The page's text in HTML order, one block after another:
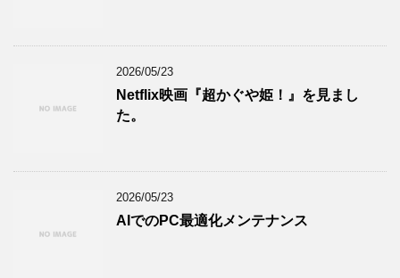
2026/05/23
Netflix映画『超かぐや姫！』を見まし
た。
2026/05/23
AIでのPC最適化メンテナンス